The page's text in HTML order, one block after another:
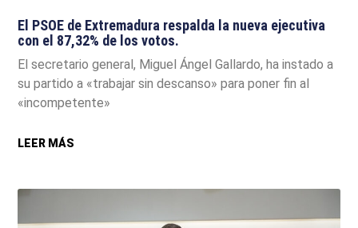
El PSOE de Extremadura respalda la nueva ejecutiva
con el 87,32% de los votos.
El secretario general, Miguel Ángel Gallardo, ha instado a
su partido a «trabajar sin descanso» para poner fin al
«incompetente»
LEER MÁS